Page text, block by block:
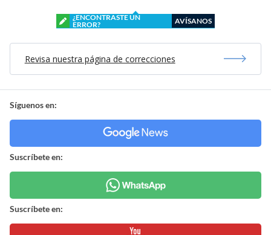
¿ENCONTRASTE UN
ERROR?
AVÍSANOS
Revisa nuestra página de correcciones
Síguenos en:
Suscríbete en:
Suscríbete en: